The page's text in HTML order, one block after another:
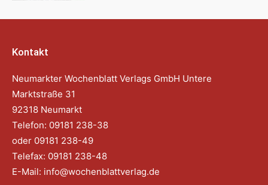
Kontakt
Neumarkter Wochenblatt Verlags GmbH Untere
Marktstraße 31
92318 Neumarkt
Telefon: 09181 238-38
oder 09181 238-49
Telefax: 09181 238-48
E-Mail: info@wochenblattverlag.de